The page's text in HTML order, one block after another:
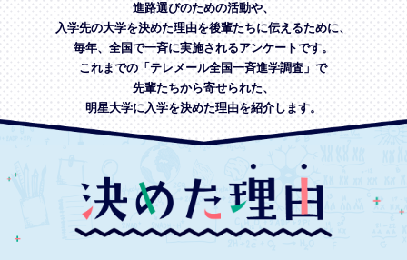
進路選びのための活動や、
入学先の大学を決めた理由を後輩たちに伝えるために、
毎年、全国で一斉に実施されるアンケートです。
これまでの「テレメール全国一斉進学調査」で
先輩たちから寄せられた、
明星大学に入学を決めた理由を紹介します。